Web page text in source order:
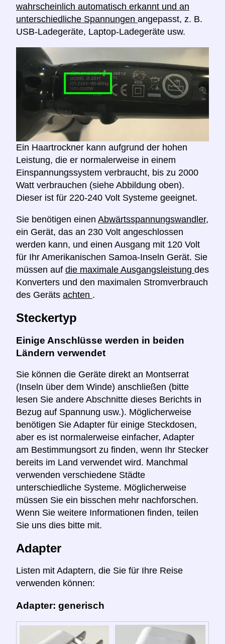
wahrscheinlich automatisch erkannt und an
unterschiedliche Spannungen angepasst, z. B.
USB-Ladegeräte, Laptop-Ladegeräte usw.
Ein Haartrockner kann aufgrund der hohen
Leistung, die er normalerweise in einem
Einspannungssystem verbraucht, bis zu 2000
Watt verbrauchen (siehe Abbildung oben).
Dieser ist für 220-240 Volt Systeme geeignet.
Sie benötigen einen Abwärtsspannungswandler,
ein Gerät, das an 230 Volt angeschlossen
werden kann, und einen Ausgang mit 120 Volt
für Ihr Amerikanischen Samoa-Inseln Gerät. Sie
müssen auf die maximale Ausgangsleistung des
Konverters und den maximalen Stromverbrauch
des Geräts achten .
Steckertyp
Einige Anschlüsse werden in beiden
Ländern verwendet
Sie können die Geräte direkt an Montserrat
(Inseln über dem Winde) anschließen (bitte
lesen Sie andere Abschnitte dieses Berichts in
Bezug auf Spannung usw.). Möglicherweise
benötigen Sie Adapter für einige Steckdosen,
aber es ist normalerweise einfacher, Adapter
am Bestimmungsort zu finden, wenn Ihr Stecker
bereits im Land verwendet wird. Manchmal
verwenden verschiedene Städte
unterschiedliche Systeme. Möglicherweise
müssen Sie ein bisschen mehr nachforschen.
Wenn Sie weitere Informationen finden, teilen
Sie uns dies bitte mit.
Adapter
Listen mit Adaptern, die Sie für Ihre Reise
verwenden können:
Adapter: generisch